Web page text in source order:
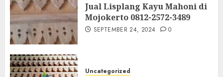
Jual Lisplang Kayu Mahoni di
Mojokerto 0812-2572-3489
SEPTEMBER 24, 2024 0
Uncategorized